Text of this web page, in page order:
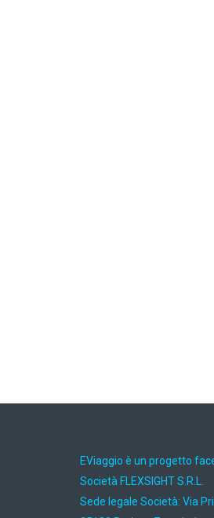
EViaggio è un progetto
Società FLEXSIGHT S.R.L.
Sede legale Società: Via